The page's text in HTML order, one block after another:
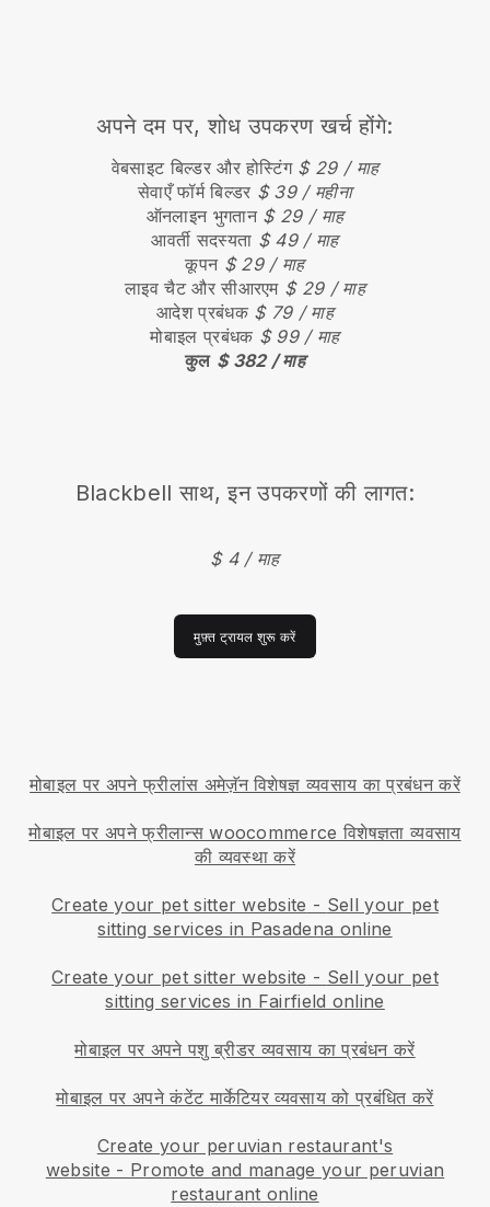
अपने दम पर, शोध उपकरण खर्च होंगे:
वेबसाइट बिल्डर और होस्टिंग $ 29 / माह
सेवाएँ फॉर्म बिल्डर $ 39 / महीना
ऑनलाइन भुगतान $ 29 / माह
आवर्ती सदस्यता $ 49 / माह
कूपन $ 29 / माह
लाइव चैट और सीआरएम $ 29 / माह
आदेश प्रबंधक $ 79 / माह
मोबाइल प्रबंधक $ 99 / माह
कुल $ 382 / माह
Blackbell साथ, इन उपकरणों की लागत:
$ 4 / माह
मुफ़्त ट्रायल शुरू करें
मोबाइल पर अपने फ्रीलांस अमेज़ॅन विशेषज्ञ व्यवसाय का प्रबंधन करें
मोबाइल पर अपने फ्रीलान्स woocommerce विशेषज्ञता व्यवसाय
की व्यवस्था करें
Create your pet sitter website - Sell your pet
sitting services in Pasadena online
Create your pet sitter website - Sell your pet
sitting services in Fairfield online
मोबाइल पर अपने पशु ब्रीडर व्यवसाय का प्रबंधन करें
मोबाइल पर अपने कंटेंट मार्केटियर व्यवसाय को प्रबंधित करें
Create your peruvian restaurant's
website - Promote and manage your peruvian
restaurant online